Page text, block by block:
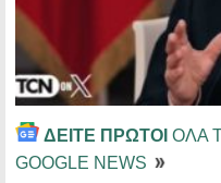
ΔΕΙΤΕ ΠΡΩΤΟΙ ΟΛΑ
GOOGLE NEWS